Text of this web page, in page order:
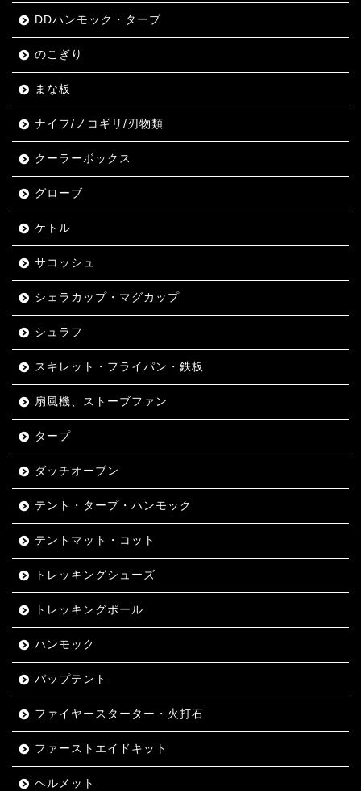
DDハンモック・タープ
のこぎり
まな板
ナイフ/ノコギリ/刃物類
クーラーボックス
グローブ
ケトル
サコッシュ
シェラカップ・マグカップ
シュラフ
スキレット・フライパン・鉄板
扇風機、ストーブファン
タープ
ダッチオーブン
テント・タープ・ハンモック
テントマット・コット
トレッキングシューズ
トレッキングポール
ハンモック
パップテント
ファイヤースターター・火打石
ファーストエイドキット
ヘルメット